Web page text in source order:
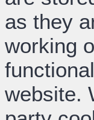
as they
working
website.